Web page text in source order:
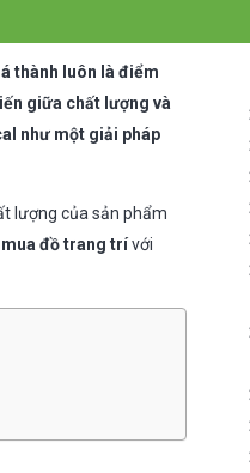
thành luôn là điểm
giữa chất lượng và
như một giải pháp
lượng của sản phẩm
mua đồ trang trívới